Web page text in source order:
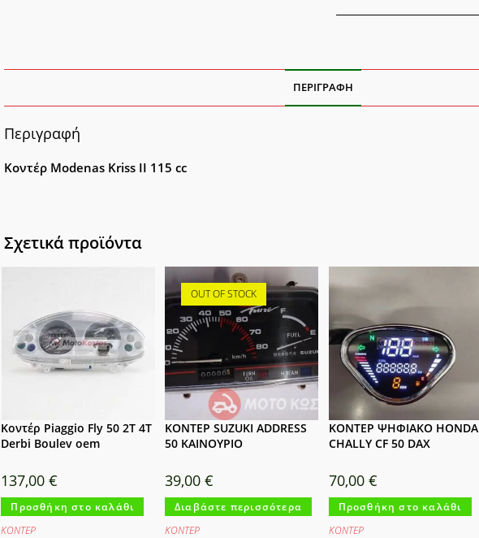
ΠΕΡΙΓΡΑΦΉ
Περιγραφή
Κοντέρ Modenas Kriss II 115 cc
Σχετικά προϊόντα
Κοντέρ Piaggio Fly 50 2T 4T
Derbi Boulev oem
137,00€
Προσθήκη στο καλάθι
ΚΟΝΤΕΡ
OUT OF STOCK
ΚΟΝΤΕΡ SUZUKI ADDRESS
50 ΚΑΙΝΟΥΡΙΟ
39,00€
Διαβάστε περισσότερα
ΚΟΝΤΕΡ
ΚΟΝΤΕΡ ΨΗΦΙΑΚΟ HONDA
CHALLY CF 50 DAX
70,00 €
Προσθήκη στο καλάθι
ΚΟΝΤΕΡ